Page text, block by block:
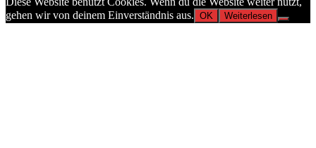
gehen wir von deinem Einverständnis aus. OK Weiterlesen